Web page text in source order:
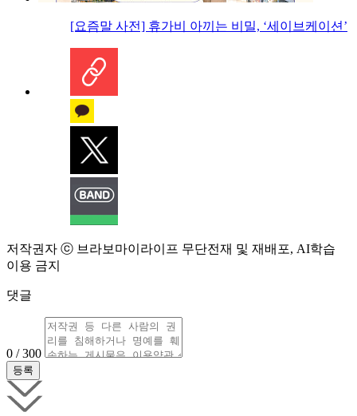
[요즘말 사전] 휴가비 아끼는 비밀, ‘세이브케이션’
저작권자 ⓒ 브라보마이라이프 무단전재 및 재배포, AI학습
이용 금지
댓글
0 / 300